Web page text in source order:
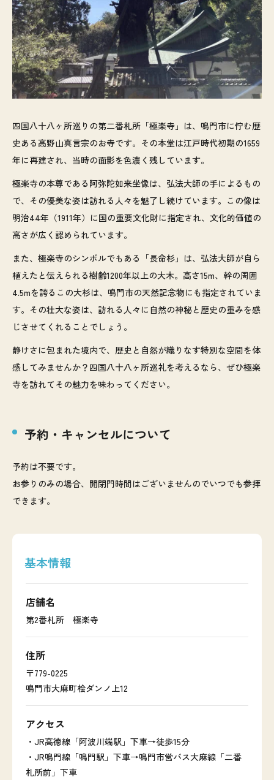
四国八十八ヶ所巡りの第二番札所「極楽寺」は、鳴門市に佇む歴
史ある高野山真言宗のお寺です。その本堂は江戸時代初期の1659
年に再建され、当時の面影を色濃く残しています。
極楽寺の本尊である阿弥陀如来坐像は、弘法大師の手によるもの
で、その優美な姿は訪れる人々を魅了し続けています。この像は
明治44年（1911年）に国の重要文化財に指定され、文化的価値の
高さが広く認められています。
また、極楽寺のシンボルでもある「長命杉」は、弘法大師が自ら
植えたと伝えられる樹齢1200年以上の大木。高さ15m、幹の周囲
4.5mを誇るこの大杉は、鳴門市の天然記念物にも指定されていま
す。その壮大な姿は、訪れる人々に自然の神秘と歴史の重みを感
じさせてくれることでしょう。
静けさに包まれた境内で、歴史と自然が織りなす特別な空間を体
感してみませんか？四国八十八ヶ所巡礼を考えるなら、ぜひ極楽
寺を訪れてその魅力を味わってください。
予約・キャンセルについて
予約は不要です。
お参りのみの場合、開閉門時間はございませんのでいつでも参拝
できます。
基本情報
店舗名
第2番札所 極楽寺
住所
〒779-0225
鳴門市大麻町桧ダンノ上12
アクセス
・JR高徳線「阿波川端駅」下車→徒歩15分
・JR鳴門線「鳴門駅」下車→鳴門市営バス大麻線「二番
札所前」下車